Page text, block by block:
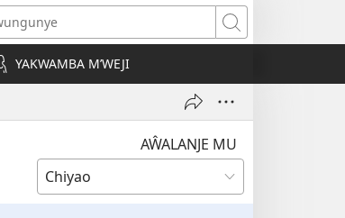
Awungunye
YAKWAMBA M’WEJI
AŴALANJE MU